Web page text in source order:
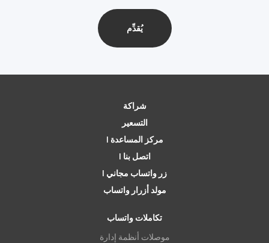
شراكة
التسعير
مركز المساعدة |
اتصل بنا |
زر واتساب مجاني |
مولد أزرار واتساب
تكاملات واتساب
موصلات أنظمة إدارة